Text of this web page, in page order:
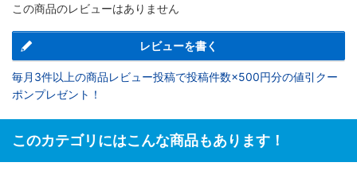
この商品のレビューはありません
レビューを書く
毎月3件以上の商品レビュー投稿で投稿件数×500円分の値引クー
ポンプレゼント！
このカテゴリにはこんな商品もあります！